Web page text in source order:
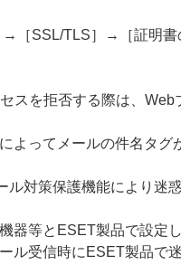
［SSL/TLS］→［証明書
スを拒否する際は、
よってメールの件名タグ
ル対策保護機能により迷
器等とESET製品で設定
ル受信時にESET製品で